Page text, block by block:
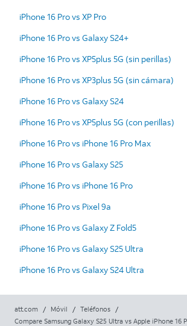
iPhone 16 Pro vs XP Pro
iPhone 16 Pro vs Galaxy S24+
iPhone 16 Pro vs XP5plus 5G (sin perillas)
iPhone 16 Pro vs XP3plus 5G (sin cámara)
iPhone 16 Pro vs Galaxy S24
iPhone 16 Pro vs XP5plus 5G (con perillas)
iPhone 16 Pro vs iPhone 16 Pro Max
iPhone 16 Pro vs Galaxy S25
iPhone 16 Pro vs iPhone 16 Pro
iPhone 16 Pro vs Pixel 9a
iPhone 16 Pro vs Galaxy Z Fold5
iPhone 16 Pro vs Galaxy S25 Ultra
iPhone 16 Pro vs Galaxy S24 Ultra
att.com / Móvil / Teléfonos
/
Compare Samsung Galaxy S25 Ultra vs Apple iPhone 16